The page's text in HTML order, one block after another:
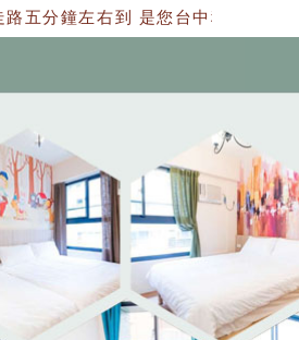
分鐘左右到 是您台中租屋最佳選擇